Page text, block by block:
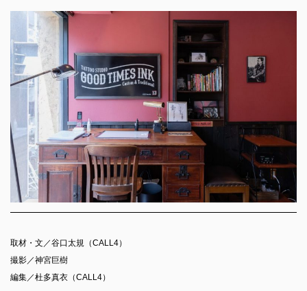
取材・文／谷口太規（CALL4）
撮影／神宮巨樹
編集／杜多真衣（CALL4）